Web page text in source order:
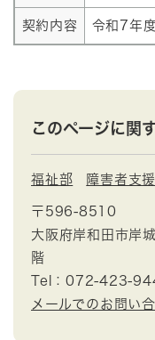
契約内容 令和7年
このページに関
福祉部 障害者支
〒596-8510
大阪府岸和田市岸
階
Tel：072-423-
メールでのお問い